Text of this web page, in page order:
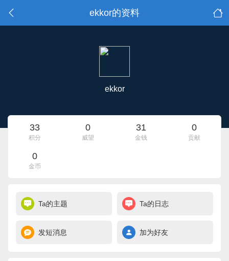
ekkor的资料
ekkor
33
积分
0
威望
31
金钱
0
贡献
0
金币
Ta的主题 Ta的日志
发短消息 加为好友